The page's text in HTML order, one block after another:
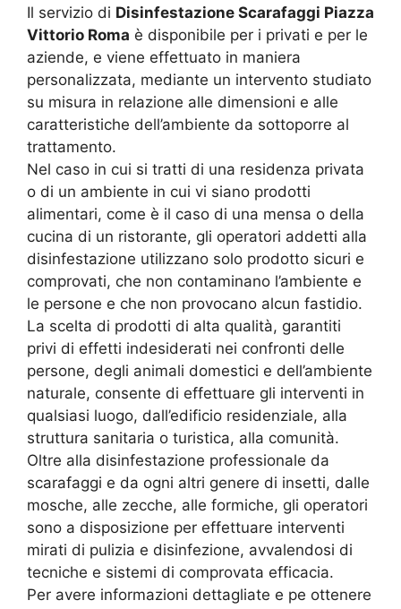
Il servizio di Disinfestazione Scarafaggi Piazza
Vittorio Roma è disponibile per i privati e per le
aziende, e viene effettuato in maniera
personalizzata, mediante un intervento studiato
su misura in relazione alle dimensioni e alle
caratteristiche dell’ambiente da sottoporre al
trattamento.
Nel caso in cui si tratti di una residenza privata
o di un ambiente in cui vi siano prodotti
alimentari, come è il caso di una mensa o della
cucina di un ristorante, gli operatori addetti alla
disinfestazione utilizzano solo prodotto sicuri e
comprovati, che non contaminano l’ambiente e
le persone e che non provocano alcun fastidio.
La scelta di prodotti di alta qualità, garantiti
privi di effetti indesiderati nei confronti delle
persone, degli animali domestici e dell’ambiente
naturale, consente di effettuare gli interventi in
qualsiasi luogo, dall’edificio residenziale, alla
struttura sanitaria o turistica, alla comunità.
Oltre alla disinfestazione professionale da
scarafaggi e da ogni altri genere di insetti, dalle
mosche, alle zecche, alle formiche, gli operatori
sono a disposizione per effettuare interventi
mirati di pulizia e disinfezione, avvalendosi di
tecniche e sistemi di comprovata efficacia.
Per avere informazioni dettagliate e pe ottenere